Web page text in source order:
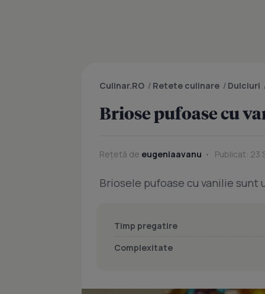
Culinar.RO / Retete culinare / Dulciuri
Briose pufoase cu
Rețetă de eugeniaavanu Publicat: 23
Briosele pufoase cu vanilie sunt
Timp pregatire
Complexitate